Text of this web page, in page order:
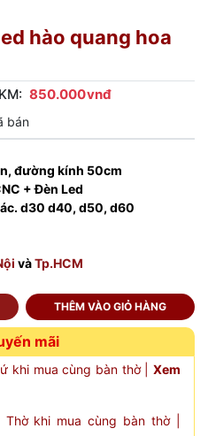
hào quang hoa
850.000vnđ
bán
đường kính 50cm
+ Đèn Led
d30 d40, d50, d60
vàTp.HCM
THÊM VÀO GIỎ HÀNG
mãi
khi mua cùng bàn thờ |Xem
khi mua cùng bàn thờ |